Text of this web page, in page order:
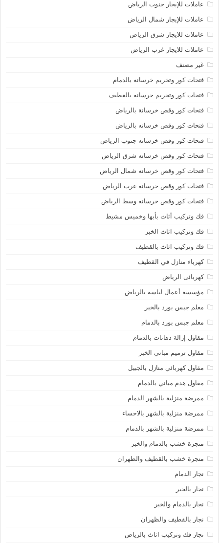
عاملات للإيجار جنوب الرياض
عاملات للإيجار شمال الرياض
عاملات للايجار شرق الرياض
عاملات للايجار غرب الرياض
غير مصنف
فتحات كور وتخريم خرسانه بالدمام
فتحات كور وتخريم خرسانه بالقطيف
فتحات كور وقص خرسانة بالرياض
فتحات كور وقص خرسانه بالرياض
فتحات كور وقص خرسانه جنوب الرياض
فتحات كور وقص خرسانه شرق الرياض
فتحات كور وقص خرسانه شمال الرياض
فتحات كور وقص خرسانه غرب الرياض
فتحات كور وقص خرسانه وسط الرياض
فك وتركيب أثاث بأبها وخميس مشيط
فك وتركيب اثاث الخبر
فك وتركيب اثاث بالقطيف
كهرباء منازل في القطيف
كهربائى الرياض
مؤسسة أعمال لياسه بالرياض
معلم جبس بورد بالخبر
معلم جبس بورد بالدمام
مقاول إزالة دهانات بالدمام
مقاول ترميم مباني الخبر
مقاول كهربائي منازل بالجبيل
مقاول هدم مباني بالدمام
ممرضة منزلية بالشهر الدمام
ممرضة منزلية بالشهر بالاحساء
ممرضة منزلية بالشهر بالدمام
منجرة خشب بالدمام والخبر
منجرة خشب بالقطيف والظهران
نجار الدمام
نجار بالخبر
نجار بالدمام والخبر
نجار بالقطيف والظهران
نجار فك وتركيب اثاث بالرياض